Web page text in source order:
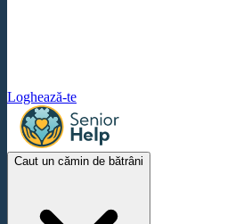
Loghează-te
Caut un cămin de bătrâni